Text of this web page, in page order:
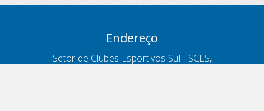
Endereço
Setor de Clubes Esportivos Sul - SCES,